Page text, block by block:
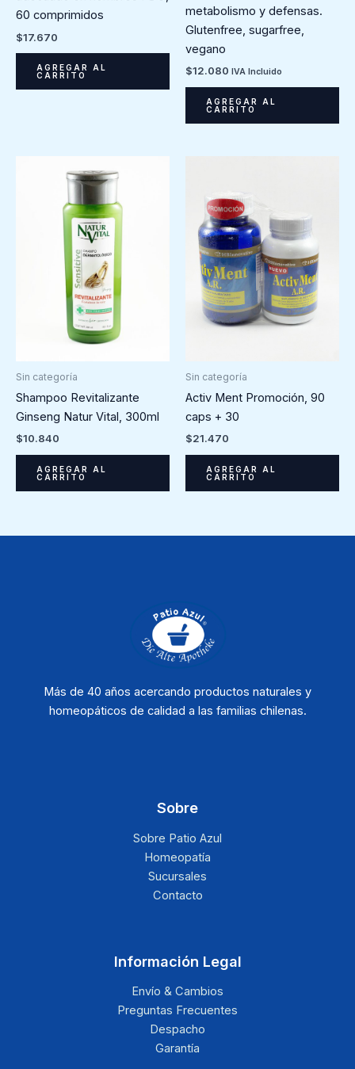
60 comprimidos
$17.670
AGREGAR AL
CARRITO
metabolismo y defensas.
Glutenfree, sugarfree,
vegano
$12.080 IVA Incluido
AGREGAR AL
CARRITO
Sin categoría
Shampoo Revitalizante
Ginseng Natur Vital, 300ml
$10.840
AGREGAR AL
CARRITO
Sin categoría
Activ Ment Promoción, 90
caps + 30
$21.470
AGREGAR AL
CARRITO
Más de 40 años acercando productos naturales y
homeopáticos de calidad a las familias chilenas.
Sobre
Sobre Patio Azul
Homeopatía
Sucursales
Contacto
Información Legal
Envío & Cambios
Preguntas Frecuentes
Despacho
Garantía